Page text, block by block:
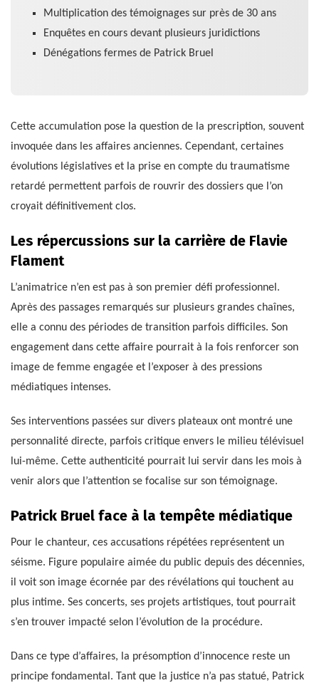
Multiplication des témoignages sur près de 30 ans
Enquêtes en cours devant plusieurs juridictions
Dénégations fermes de Patrick Bruel
Cette accumulation pose la question de la prescription, souvent
invoquée dans les affaires anciennes. Cependant, certaines
évolutions législatives et la prise en compte du traumatisme
retardé permettent parfois de rouvrir des dossiers que l’on
croyait définitivement clos.
Les répercussions sur la carrière de Flavie
Flament
L’animatrice n’en est pas à son premier défi professionnel.
Après des passages remarqués sur plusieurs grandes chaînes,
elle a connu des périodes de transition parfois difficiles. Son
engagement dans cette affaire pourrait à la fois renforcer son
image de femme engagée et l’exposer à des pressions
médiatiques intenses.
Ses interventions passées sur divers plateaux ont montré une
personnalité directe, parfois critique envers le milieu télévisuel
lui-même. Cette authenticité pourrait lui servir dans les mois à
venir alors que l’attention se focalise sur son témoignage.
Patrick Bruel face à la tempête médiatique
Pour le chanteur, ces accusations répétées représentent un
séisme. Figure populaire aimée du public depuis des décennies,
il voit son image écornée par des révélations qui touchent au
plus intime. Ses concerts, ses projets artistiques, tout pourrait
s’en trouver impacté selon l’évolution de la procédure.
Dans ce type d’affaires, la présomption d’innocence reste un
principe fondamental. Tant que la justice n’a pas statué, Patrick